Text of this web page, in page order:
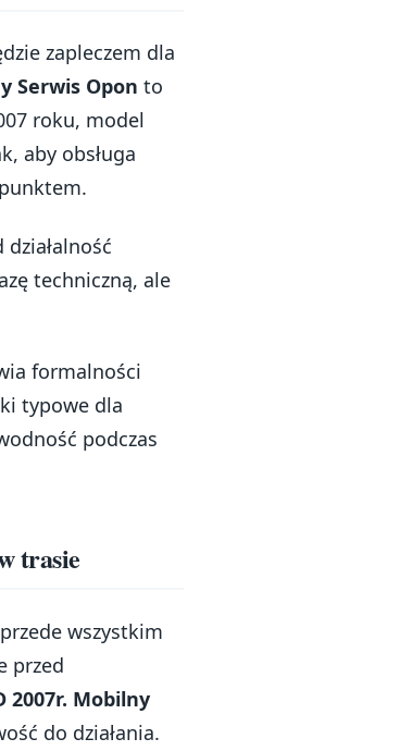
zapleczem dla
Serwis Opon to
roku, model
aby obsługa
techniczną, ale
formalności
typowe dla
podczas
trasie
wszystkim
przed
2007r. Mobilny
do działania.